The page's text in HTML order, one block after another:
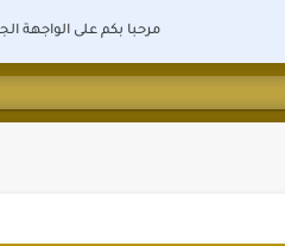
مرحبا بكم على الواجهة